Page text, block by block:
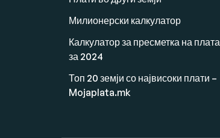
Милионерски калкулатор
Калкулатор за пресметка на плата
за 2024
Топ 20 земји со највисоки плати –
Mojaplata.mk